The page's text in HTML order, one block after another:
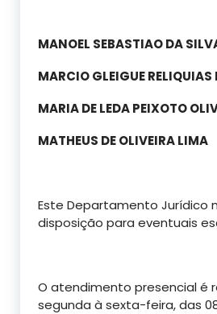
MANOEL SEBASTIAO DA
MARCIO GLEIGUE RELIQUIAS
MARIA DE LEDA PEIXOTO
MATHEUS DE OLIVEIRA LIMA
Este Departamento Jurídico
disposição para eventuais
O atendimento presencial é
segunda à sexta-feira, das